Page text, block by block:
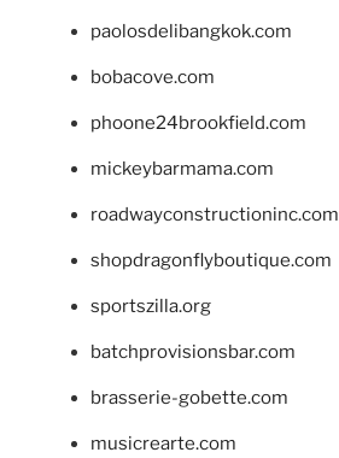
paolosdelibangkok.com
bobacove.com
phoone24brookfield.com
mickeybarmama.com
roadwayconstructioninc.com
shopdragonflyboutique.com
sportszilla.org
batchprovisionsbar.com
brasserie-gobette.com
musicrearte.com